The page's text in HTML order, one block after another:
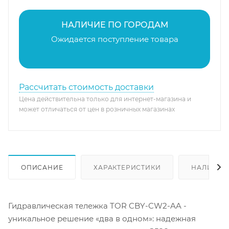
НАЛИЧИЕ ПО ГОРОДАМ
Ожидается поступление товара
Рассчитать стоимость доставки
Цена действительна только для интернет-магазина и
может отличаться от цен в розничных магазинах
ОПИСАНИЕ ХАРАКТЕРИСТИКИ
Гидравлическая тележка TOR CBY-CW2-AA -
уникальное решение «два в одном»: надежная